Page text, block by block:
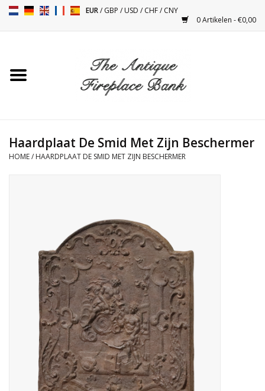
EUR/GBP /USD /CHF/CNY
0 Artikelen - €0,00
Toebehoren
Antiquiteiten en Vintage
Objecten
Decoratieve Outdoor
Objecten
Vloeren - Steen, Terra Cotta
& Marmer
Haardplaat De Smid Met Zijn Beschermer
HOME/ HAARDPLAAT DE SMID MET ZIJN BESCHERMER